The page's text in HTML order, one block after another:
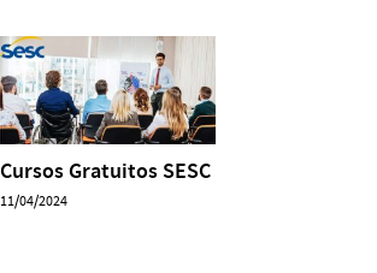
Cursos Gratuitos SESC
11/04/2024